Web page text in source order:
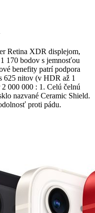
Retina XDR displejom,
170 bodov s jemnosťou
benefity patrí podpora
625 nitov (v HDR až 1
000 000 : 1. Celú čelnú
nazvané Ceramic Shield.
proti pádu.